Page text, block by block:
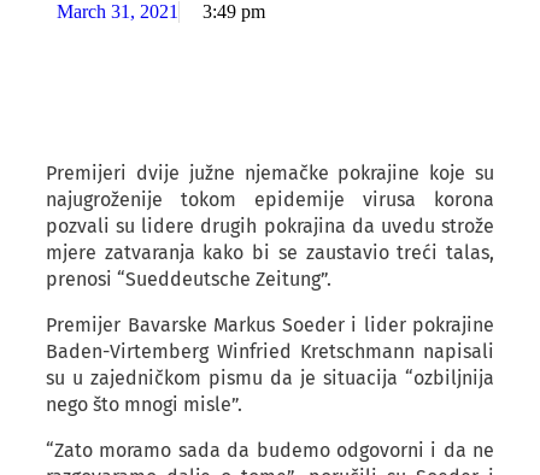
March 31, 2021 3:49 pm
Premijeri dvije južne njemačke pokrajine koje su
najugroženije tokom epidemije virusa korona
pozvali su lidere drugih pokrajina da uvedu strože
mjere zatvaranja kako bi se zaustavio treći talas,
prenosi “Sueddeutsche Zeitung”.
Premijer Bavarske Markus Soeder i lider pokrajine
Baden-Virtemberg Winfried Kretschmann napisali
su u zajedničkom pismu da je situacija “ozbiljnija
nego što mnogi misle”.
“Zato moramo sada da budemo odgovorni i da ne